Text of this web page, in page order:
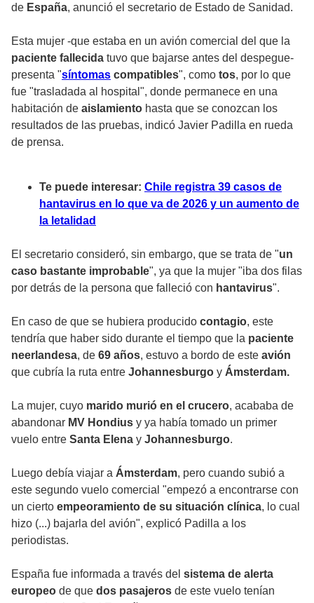
de España, anunció el secretario de Estado de Sanidad.
Esta mujer -que estaba en un avión comercial del que la
paciente fallecida tuvo que bajarse antes del despegue-
presenta "síntomas compatibles", como tos, por lo que
fue "trasladada al hospital", donde permanece en una
habitación de aislamiento hasta que se conozcan los
resultados de las pruebas, indicó Javier Padilla en rueda
de prensa.
Te puede interesar: Chile registra 39 casos de
hantavirus en lo que va de 2026 y un aumento de
la letalidad
El secretario consideró, sin embargo, que se trata de "un
caso bastante improbable", ya que la mujer "iba dos filas
por detrás de la persona que falleció con hantavirus".
En caso de que se hubiera producido contagio, este
tendría que haber sido durante el tiempo que la paciente
neerlandesa, de 69 años, estuvo a bordo de este avión
que cubría la ruta entre Johannesburgo y Ámsterdam.
La mujer, cuyo marido murió en el crucero, acababa de
abandonar MV Hondius y ya había tomado un primer
vuelo entre Santa Elena y Johannesburgo.
Luego debía viajar a Ámsterdam, pero cuando subió a
este segundo vuelo comercial "empezó a encontrarse con
un cierto empeoramiento de su situación clínica, lo cual
hizo (...) bajarla del avión", explicó Padilla a los
periodistas.
España fue informada a través del sistema de alerta
europeo de que dos pasajeros de este vuelo tenían